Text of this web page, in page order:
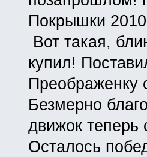
Покрышки 2010
Вот такая,
купил!
Преображенку
Безмерно
движок теперь
Осталось